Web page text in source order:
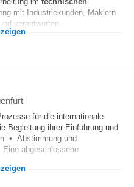
mit Industriekunden, Maklern
verantworten...
für die internationale
Begleitung ihrer Einführung und
• Abstimmung und
abgeschlossene